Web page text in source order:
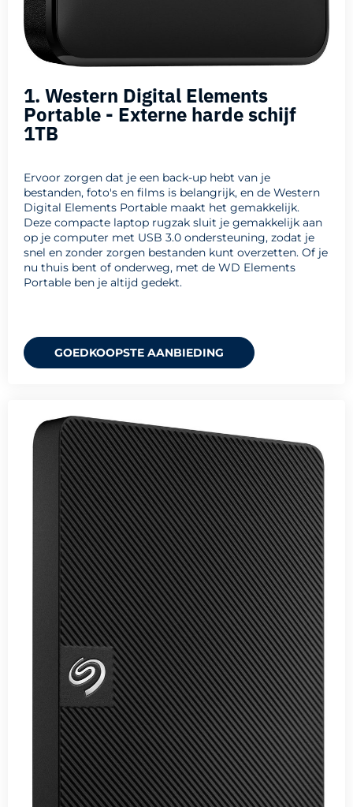
1. Western Digital Elements
Portable - Externe harde schijf
1TB
Ervoor zorgen dat je een back-up hebt van je
bestanden, foto's en films is belangrijk, en de Western
Digital Elements Portable maakt het gemakkelijk.
Deze compacte laptop rugzak sluit je gemakkelijk aan
op je computer met USB 3.0 ondersteuning, zodat je
snel en zonder zorgen bestanden kunt overzetten. Of je
nu thuis bent of onderweg, met de WD Elements
Portable ben je altijd gedekt.
GOEDKOOPSTE AANBIEDING